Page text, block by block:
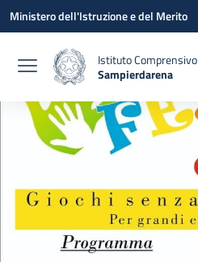
Vai ai contenuti
Vai al menu di navigazione
Vai al footer
Ministero dell'Istruzione e del Merito
Istituto Comprensivo
Sampierdarena